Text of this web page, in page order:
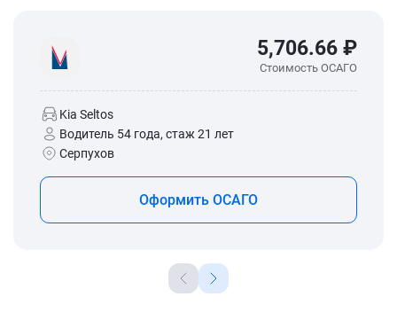
5,706.66 ₽
Стоимость ОСАГО
Kia Seltos
Водитель 54 года, стаж 21 лет
Серпухов
Оформить ОСАГО